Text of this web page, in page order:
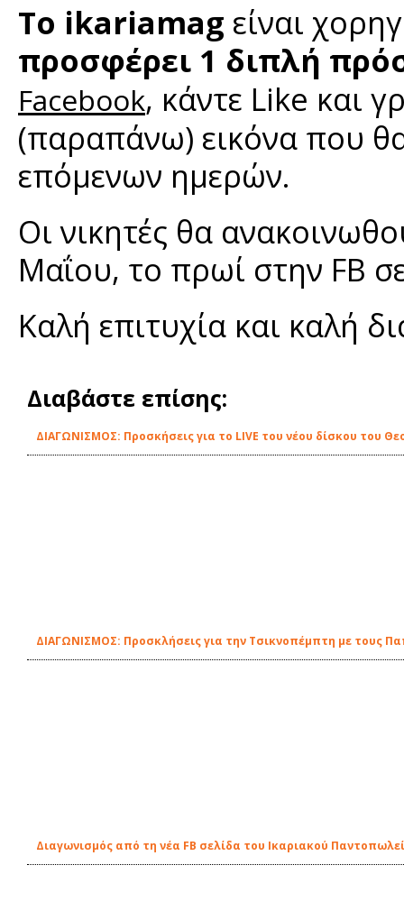
Το ikariamag είναι
προσφέρει 1 διπλή
Facebook, κάντε Like και
(παραπάνω) εικόνα που
επόμενων ημερών.
Οι νικητές θα
Μαΐου, το πρωί στην FB
Καλή επιτυχία και καλή
Διαβάστε επίσης:
ΔΙΑΓΩΝΙΣΜΟΣ: Προσκήσεις για το LIVE του νέου δίσκου του
ΔΙΑΓΩΝΙΣΜΟΣ: Προσκλήσεις για την Τσικνοπέμπτη με τους
Διαγωνισμός από τη νέα FB σελίδα του Ικαριακού